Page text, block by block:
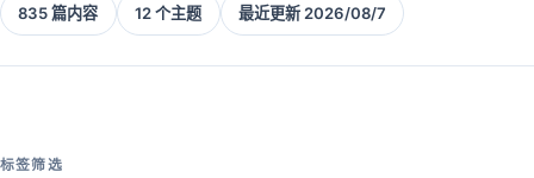
835 篇内容 12 个主题 最近更新 2026/08/7
标签筛选